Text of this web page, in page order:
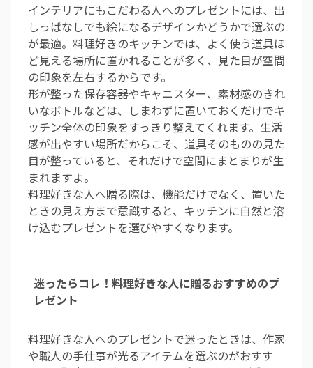
インテリアにもこだわる人へのプレゼントには、出
しっぱなしでも絵になるデザインかどうかで選ぶの
が最適。料理好きのキッチンでは、よく使う道具ほ
ど見える場所に置かれることが多く、見た目が空間
の印象を左右するからです。
形が整った保存容器やキャニスター、素材感のきれ
いなボトルなどは、しまわずに置いておくだけでキ
ッチン全体の印象をすっきり整えてくれます。生活
感が出やすい場所だからこそ、道具そのものの見た
目が整っていると、それだけで空間にまとまりが生
まれますよ。
料理好きな人へ贈る際は、機能だけでなく、置いた
ときの見え方まで意識すると、キッチンに自然と溶
け込むプレゼントを選びやすくなります。
迷ったらコレ！料理好きな人に贈るおすすめのプ
レゼント
料理好きな人へのプレゼントで迷ったときは、作家
や職人の手仕事が光るアイテムを選ぶのがおすす